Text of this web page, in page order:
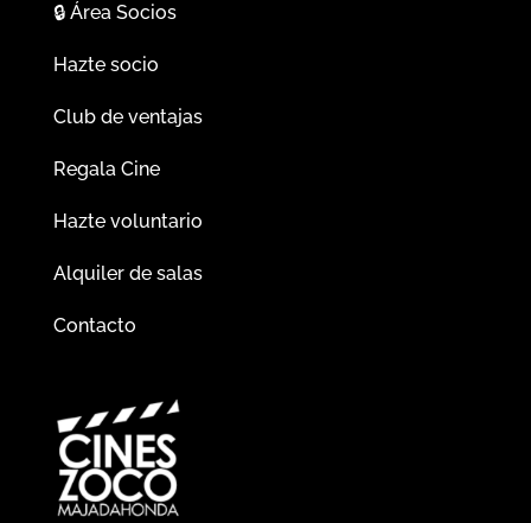
🔒Área Socios
Hazte socio
Club de ventajas
Regala Cine
Hazte voluntario
Alquiler de salas
Contacto